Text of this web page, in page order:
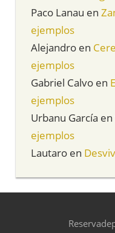
Paco Lanau en
ejemplos
Alejandro en
ejemplos
Gabriel Calvo en
ejemplos
Urbanu García en
ejemplos
Lautaro en